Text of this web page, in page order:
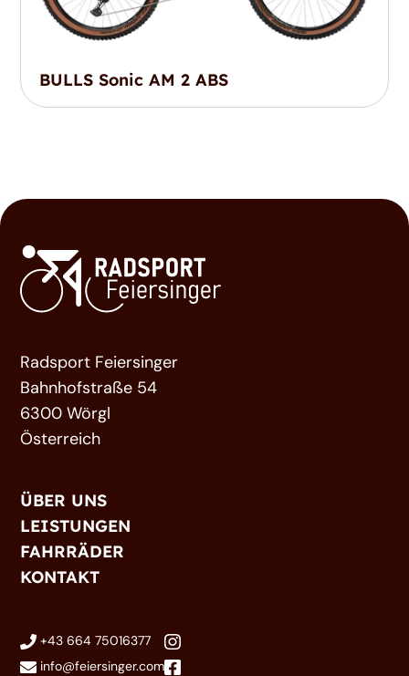
BULLS Sonic AM 2 ABS
Radsport Feiersinger
Bahnhofstraße 54
6300 Wörgl
Österreich
ÜBER UNS
LEISTUNGEN
FAHRRÄDER
KONTAKT
+43 664 75016377
info@feiersinger.com